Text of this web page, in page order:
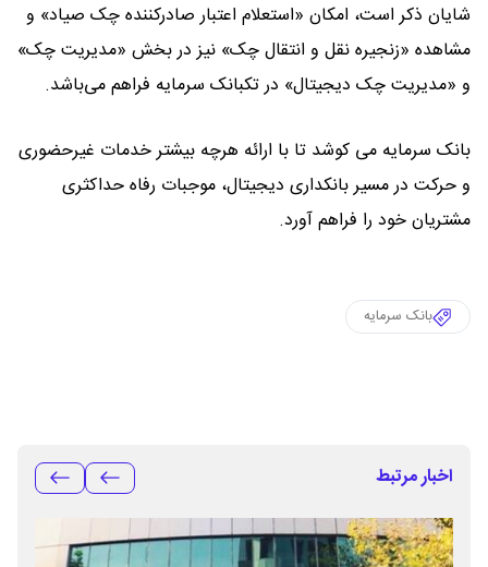
شایان ذکر است، امکان «استعلام اعتبار صادرکننده چک صیاد» و
مشاهده «زنجیره نقل و انتقال چک» نیز در بخش «مدیریت چک»
و «مدیریت چک دیجیتال» در تک‎بانک سرمایه فراهم می‌باشد.
بانک سرمایه می کوشد تا با ارائه هرچه بیشتر خدمات غیرحضوری
و حرکت در مسیر بانکداری دیجیتال، موجبات رفاه حداکثری
مشتریان خود را فراهم آورد.
بانک سرمایه
اخبار مرتبط